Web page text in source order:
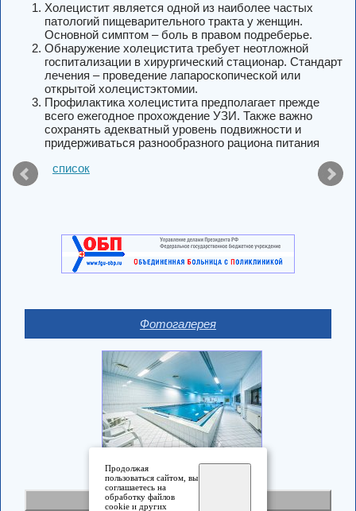
Холецистит является одной из наиболее частых
патологий пищеварительного тракта у женщин.
Основной симптом – боль в правом подреберье.
Обнаружение холецистита требует неотложной
госпитализации в хирургический стационар. Стандарт
лечения – проведение лапароскопической или
открытой холецистэктомии.
Профилактика холецистита предполагает прежде
всего ежегодное прохождение УЗИ. Также важно
сохранять адекватный уровень подвижности и
придерживаться разнообразного рациона питания
список
Фотогалерея
Полная версия
Продолжая
пользоваться сайтом, вы
соглашаетесь на
обработку файлов
cookie и других